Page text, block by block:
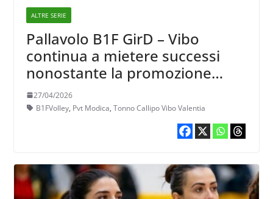
ALTRE SERIE
Pallavolo B1F GirD – Vibo
continua a mietere successi
nonostante la promozione
acquisita
27/04/2026
B1FVolley, Pvt Modica, Tonno Callipo Vibo Valentia